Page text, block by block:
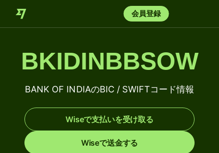
会員登録
BKIDINBBSOW
BANK OF INDIAのBIC / SWIFTコード情報
Wiseで支払いを受け取る
Wiseで送金する